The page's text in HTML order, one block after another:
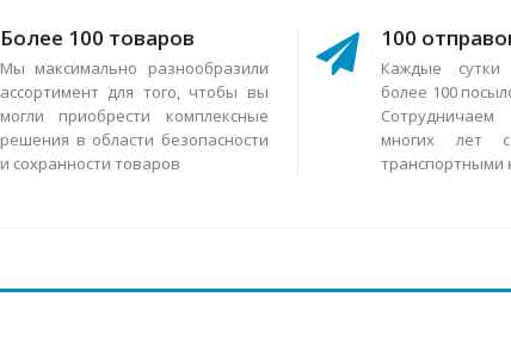
Более 100 товаров
Мы максимально разнообразили
ассортимент для того, чтобы вы
могли приобрести комплексные
решения в области безопасности
и сохранности товаров
100
Каждые
более 100
многих лет
транспортными